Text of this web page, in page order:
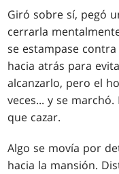
Giró sobre sí, pegó
cerrarla
se estampase
hacia atrás para
alcanzarlo, pero el
veces... y se
que cazar.
Algo se movía por
hacia la mansión.